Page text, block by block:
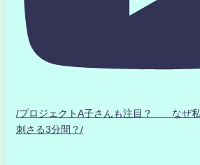
/プロジェクトA子さんも注目？ なぜ私
刺さる3分間？/